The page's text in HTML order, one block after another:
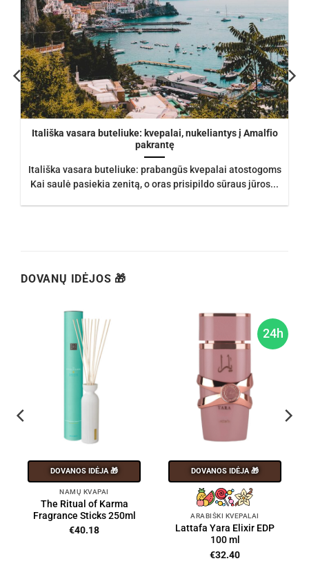
Itališka vasara buteliuke: kvepalai, nukeliantys į Amalfio
pakrantę
Itališka vasara buteliuke: prabangūs kvepalai atostogoms
Kai saulė pasiekia zenitą, o oras prisipildo sūraus jūros...
DOVANŲ IDĖJOS 🎁
DOVANOS IDĖJA 🎁
NAMŲ KVAPAI
The Ritual of Karma
Fragrance Sticks 250ml
€40.18
24h
DOVANOS IDĖJA 🎁
ARABIŠKI KVEPALAI
Lattafa Yara Elixir EDP
100 ml
€32.40